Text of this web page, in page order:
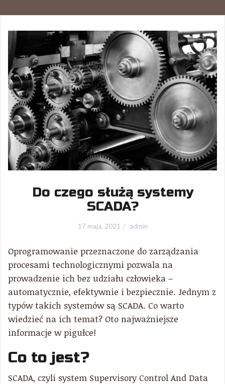
Do czego służą systemy
SCADA?
17 maja, 2021 admin
Oprogramowanie przeznaczone do zarządzania
procesami technologicznymi pozwala na
prowadzenie ich bez udziału człowieka –
automatycznie, efektywnie i bezpiecznie. Jednym z
typów takich systemów są SCADA. Co warto
wiedzieć na ich temat? Oto najważniejsze
informacje w pigułce!
Co to jest?
SCADA, czyli system Supervisory Control And Data